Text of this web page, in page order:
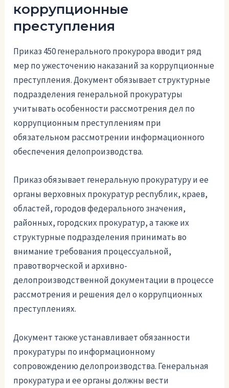
коррупционные
преступления
Приказ 450 генерального прокурора вводит ряд
мер по ужесточению наказаний за коррупционные
преступления. Документ обязывает структурные
подразделения генеральной прокуратуры
учитывать особенности рассмотрения дел по
коррупционным преступлениям при
обязательном рассмотрении информационного
обеспечения делопроизводства.
Приказ обязывает генеральную прокуратуру и ее
органы верховных прокуратур республик, краев,
областей, городов федерального значения,
районных, городских прокуратур, а также их
структурные подразделения принимать во
внимание требования процессуальной,
правотворческой и архивно-
делопроизводственной документации в процессе
рассмотрения и решения дел о коррупционных
преступлениях.
Документ также устанавливает обязанности
прокуратуры по информационному
сопровождению делопроизводства. Генеральная
прокуратура и ее органы должны вести